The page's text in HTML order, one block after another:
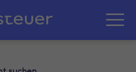
Zum Hauptinhalt